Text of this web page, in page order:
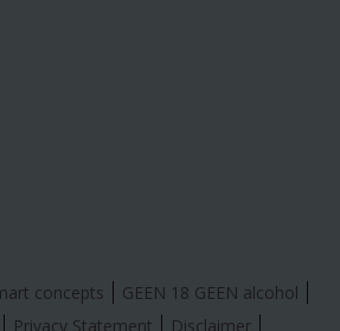
concepts
GEEN 18 GEEN alcohol
Privacy Statement Disclaimer